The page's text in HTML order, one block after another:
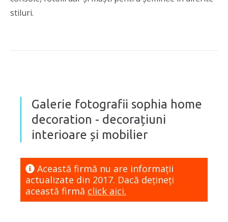
stiluri.
Galerie fotografii sophia home
decoration - decorațiuni
interioare și mobilier
Această firmă nu are informaţii
actualizate din 2017. Dacă dețineți
această firmă click aici.